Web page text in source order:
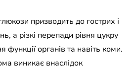
призводить до гострих і
а різкі перепади рівня цукру
функції органів та навіть коми.
виникає внаслідок